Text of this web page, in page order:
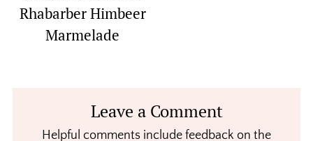
Rhabarber Himbeer
Marmelade
InteractionsLeave a Comment
Helpful comments include feedback on the